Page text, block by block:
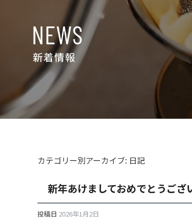
カテゴリー別アーカイブ: 日記
新年あけましておめでとうござ
投稿日 2026年1月2日